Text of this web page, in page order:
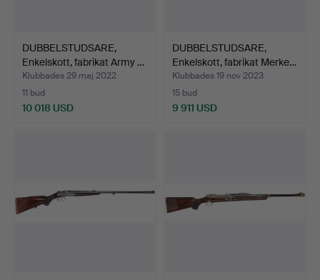
DUBBELSTUDSARE,
Enkelskott, fabrikat Army …
Klubbades 29 maj 2022
11 bud
10 018 USD
DUBBELSTUDSARE,
Enkelskott, fabrikat Merke…
Klubbades 19 nov 2023
15 bud
9 911 USD